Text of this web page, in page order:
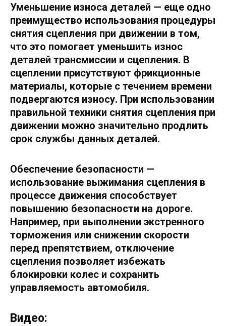
Уменьшение износа деталей — еще одно
преимущество использования процедуры
снятия сцепления при движении в том,
что это помогает уменьшить износ
деталей трансмиссии и сцепления. В
сцеплении присутствуют фрикционные
материалы, которые с течением времени
подвергаются износу. При использовании
правильной техники снятия сцепления при
движении можно значительно продлить
срок службы данных деталей.
Обеспечение безопасности —
использование выжимания сцепления в
процессе движения способствует
повышению безопасности на дороге.
Например, при выполнении экстренного
торможения или снижении скорости
перед препятствием, отключение
сцепления позволяет избежать
блокировки колес и сохранить
управляемость автомобиля.
Видео: